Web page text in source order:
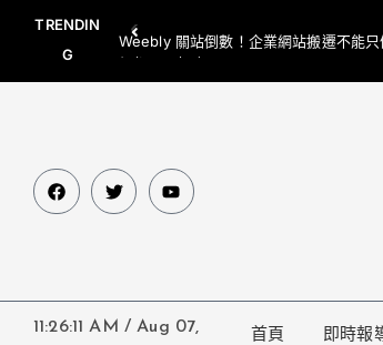
TRENDIN
G
Weebly 關站倒數！企業網站搬遷不能
網都要一起處理
11:26:11 AM / Aug 07,
首頁 即時報